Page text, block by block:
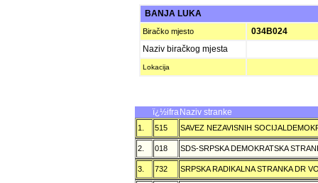
BANJA LUKA
Biračko mjesto
034B024
Naziv biračkog mjesta
Lokacija
ï¿½ifra Naziv stranke
1. 515 SAVEZ NEZAVISNIH
2. 018 SDS-SRPSKA DEMOKRATSKA
3. 732 SRPSKA RADIKALNA STRANKA DR